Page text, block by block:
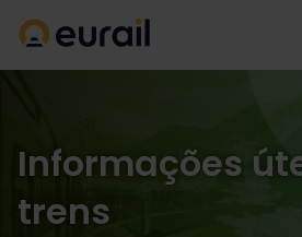
Informações
trens